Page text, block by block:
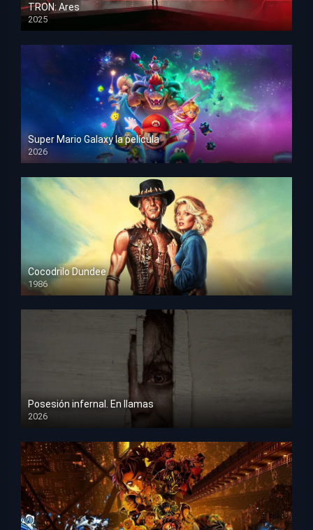
TRON: Ares
2025
HD 1080p
Super Mario Galaxy la película
2026
HD 1080p
Cocodrilo Dundee
1986
HD 1080p
Posesión infernal. En llamas
2026
HD 1080p